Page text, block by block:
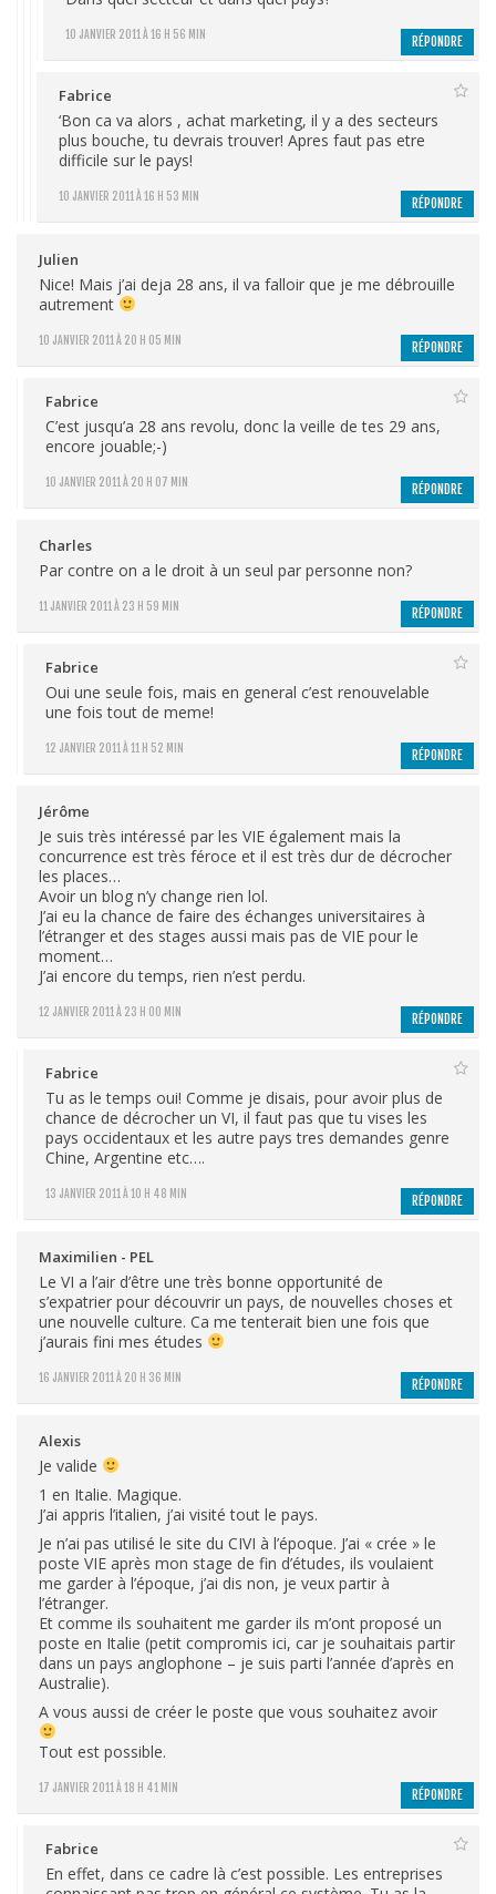
10 JANVIER 2011 À 16 H 56 MIN RÉPONDRE
Fabrice
10 JANVIER 2011 À 16 H 53 MIN
‘Bon ca va alors , achat marketing, il y a des secteurs
plus bouche, tu devrais trouver! Apres faut pas etre
difficile sur le pays!
RÉPONDRE
Julien
10 JANVIER 2011 À 20 H 05 MIN
Nice! Mais j’ai deja 28 ans, il va falloir que je me débrouille
autrement
RÉPONDRE
Fabrice
10 JANVIER 2011 À 20 H 07 MIN
C’est jusqu’a 28 ans revolu, donc la veille de tes 29 ans,
encore jouable;-)
RÉPONDRE
Charles
11 JANVIER 2011 À 23 H 59 MIN
Par contre on a le droit à un seul par personne non?
RÉPONDRE
Fabrice
12 JANVIER 2011 À 11 H 52 MIN
Oui une seule fois, mais en general c’est renouvelable
une fois tout de meme!
RÉPONDRE
Jérôme
12 JANVIER 2011 À 23 H 00 MIN
Je suis très intéressé par les VIE également mais la
concurrence est très féroce et il est très dur de décrocher
les places…
Avoir un blog n’y change rien lol.
J’ai eu la chance de faire des échanges universitaires à
l’étranger et des stages aussi mais pas de VIE pour le
moment…
J’ai encore du temps, rien n’est perdu.
RÉPONDRE
Fabrice
13 JANVIER 2011 À 10 H 48 MIN
Tu as le temps oui! Comme je disais, pour avoir plus de
chance de décrocher un VI, il faut pas que tu vises les
pays occidentaux et les autre pays tres demandes genre
Chine, Argentine etc….
RÉPONDRE
Maximilien - PEL
16 JANVIER 2011 À 20 H 36 MIN
Le VI a l’air d’être une très bonne opportunité de
s’expatrier pour découvrir un pays, de nouvelles choses et
une nouvelle culture. Ca me tenterait bien une fois que
j’aurais fini mes études
RÉPONDRE
Alexis
17 JANVIER 2011 À 18 H 41 MIN
Je valide
1 en Italie. Magique.
J’ai appris l’italien, j’ai visité tout le pays.
Je n’ai pas utilisé le site du CIVI à l’époque. J’ai « crée » le
poste VIE après mon stage de fin d’études, ils voulaient
me garder à l’époque, j’ai dis non, je veux partir à
l’étranger.
Et comme ils souhaitent me garder ils m’ont proposé un
poste en Italie (petit compromis ici, car je souhaitais partir
dans un pays anglophone – je suis parti l’année d’après en
Australie).
A vous aussi de créer le poste que vous souhaitez avoir
Tout est possible.
RÉPONDRE
Fabrice
En effet, dans ce cadre là c’est possible. Les entreprises